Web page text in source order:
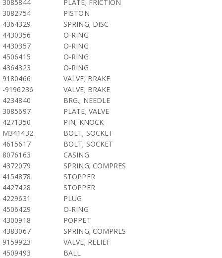
3085844
PLATE; FRICTION
3082754
PISTON
4364329
SPRING; DISC
4430356
O-RING
4430357
O-RING
4506415
O-RING
4364323
O-RING
9180466
VALVE; BRAKE
-9196236
VALVE; BRAKE
4234840
BRG.; NEEDLE
3085697
PLATE; VALVE
4271350
PIN; KNOCK
M341432
BOLT; SOCKET
4615617
BOLT; SOCKET
8076163
CASING
4372079
SPRING; COMPRES
4154878
STOPPER
4427428
STOPPER
4229631
PLUG
4506429
O-RING
4300918
POPPET
4383067
SPRING; COMPRES
9159923
VALVE; RELIEF
4509493
BALL